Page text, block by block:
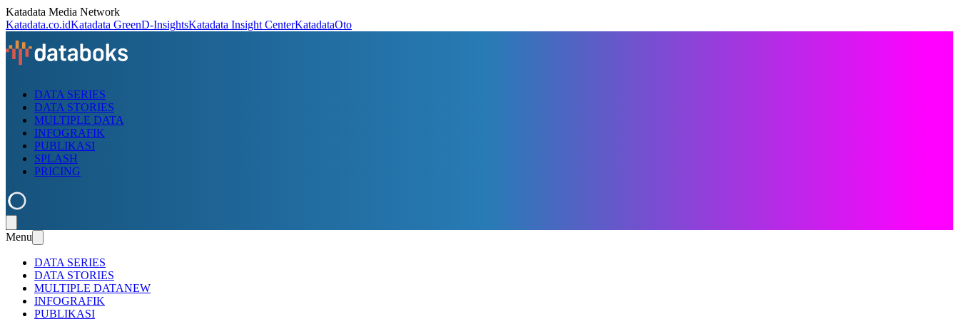
Katadata Media Network
Katadata.co.idKatadata GreenD-InsightsKatadata Insight CenterKatadataOto
DATA SERIES
DATA STORIES
MULTIPLE DATA
INFOGRAFIK
PUBLIKASI
SPLASH
PRICING
Menu
DATA SERIES
DATA STORIES
MULTIPLE DATANEW
INFOGRAFIK
PUBLIKASI